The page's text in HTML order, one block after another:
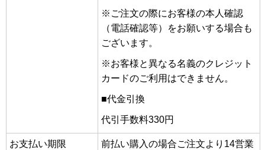
※ご注文の際にお客様の本人確認
（電話確認等）をお願いする場合も
ございます。
※お客様と異なる名義のクレジット
カードのご利用はできません。
■代金引換
代引手数料330円
お支払い期限
前払い購入の場合ご注文より14営業